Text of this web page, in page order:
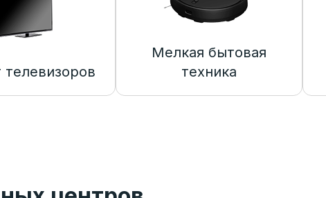
Мелкая бытовая
техника